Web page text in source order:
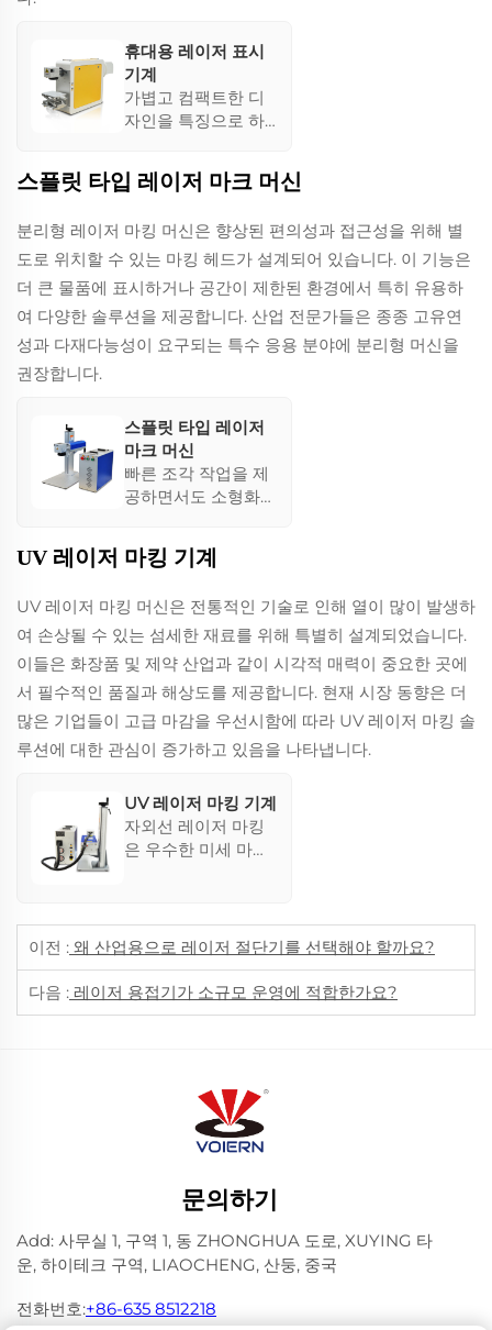
휴대용 레이저 표시
기계
가볍고 컴팩트한 디
자인을 특징으로 하
500W 미만의 낮은
전력 소비로 효율적
전히 공랭식이고 혹
독한 환경에도 영향
을 받지 않으며, 유연
한 현장 마킹 솔루션
이 필요한 프로젝트
에 견고함을 제공합
스플릿 타입 레이저 마크 머신
분리형 레이저 마킹 머신은 향상된 편의성과 접근성을 위해 별
도로 위치할 수 있는 마킹 헤드가 설계되어 있습니다. 이 기능은
더 큰 물품에 표시하거나 공간이 제한된 환경에서 특히 유용하
여 다양한 솔루션을 제공합니다. 산업 전문가들은 종종 고유연
성과 다재다능성이 요구되는 특수 응용 분야에 분리형 머신을
권장합니다.
스플릿 타입 레이저
마크 머신
빠른 조각 작업을 제
공하면서도 소형화되
자랑하며, 이러한 머
신들은 환경 변화에
정적이고 대량 생산
이 필요한 상황에 적
합합니다. 그들의 설
계는 감가상각 비용
을大幅히 줄입니다.
UV 레이저 마킹 기계
UV 레이저 마킹 머신은 전통적인 기술로 인해 열이 많이 발생하
여 손상될 수 있는 섬세한 재료를 위해 특별히 설계되었습니다.
이들은 화장품 및 제약 산업과 같이 시각적 매력이 중요한 곳에
서 필수적인 품질과 해상도를 제공합니다. 현재 시장 동향은 더
많은 기업들이 고급 마감을 우선시함에 따라 UV 레이저 마킹 솔
루션에 대한 관심이 증가하고 있음을 나타냅니다.
UV 레이저 마킹 기계
자외선 레이저 마킹
은 우수한 미세 마킹
요구되는 부문에 이
상적입니다. 이 기계
의 독일 기술은 신뢰
성 있고 고품질의 속
이전 : 왜 산업용으로 레이저 절단기를 선택해야 할까요?
다음 : 레이저 용접기가 소규모 운영에 적합한가요?
문의하기
Add: 사무실 1, 구역 1, 동 ZHONGHUA 도로, XUYING 타
운, 하이테크 구역, LIAOCHENG, 산둥, 중국
전화번호:+86-635 8512218